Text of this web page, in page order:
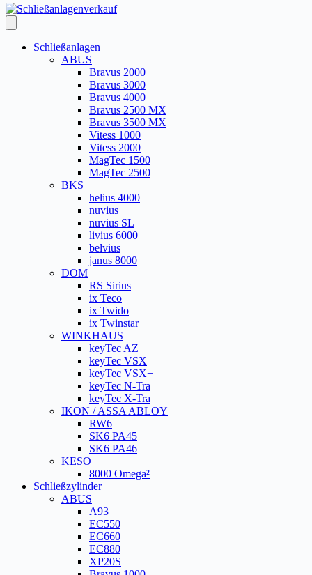
Schließanlagen
ABUS
Bravus 2000
Bravus 3000
Bravus 4000
Bravus 2500 MX
Bravus 3500 MX
Vitess 1000
Vitess 2000
MagTec 1500
MagTec 2500
BKS
helius 4000
nuvius
nuvius SL
livius 6000
belvius
janus 8000
DOM
RS Sirius
ix Teco
ix Twido
ix Twinstar
WINKHAUS
keyTec AZ
keyTec VSX
keyTec VSX+
keyTec N-Tra
keyTec X-Tra
IKON / ASSA ABLOY
RW6
SK6 PA45
SK6 PA46
KESO
8000 Omega²
Schließzylinder
ABUS
A93
EC550
EC660
EC880
XP20S